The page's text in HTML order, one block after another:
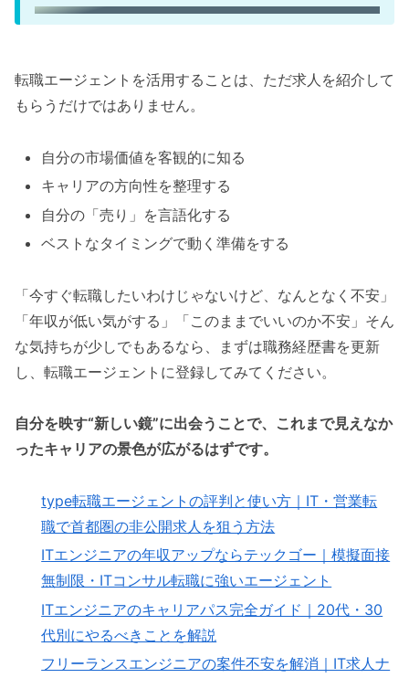
転職エージェントを活用することは、ただ求人を紹介して
もらうだけではありません。
自分の市場価値を客観的に知る
キャリアの方向性を整理する
自分の「売り」を言語化する
ベストなタイミングで動く準備をする
「今すぐ転職したいわけじゃないけど、なんとなく不安」
「年収が低い気がする」「このままでいいのか不安」そん
な気持ちが少しでもあるなら、まずは職務経歴書を更新
し、転職エージェントに登録してみてください。
自分を映す“新しい鏡”に出会うことで、これまで見えなか
ったキャリアの景色が広がるはずです。
type転職エージェントの評判と使い方｜IT・営業転
職で首都圏の非公開求人を狙う方法
ITエンジニアの年収アップならテックゴー｜模擬面接
無制限・ITコンサル転職に強いエージェント
ITエンジニアのキャリアパス完全ガイド｜20代・30
代別にやるべきことを解説
フリーランスエンジニアの案件不安を解消｜IT求人ナ